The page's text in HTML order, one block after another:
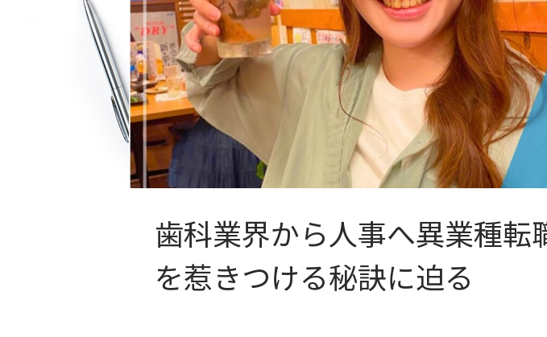
歯科業界から人事へ異業種
を惹きつける秘訣に迫る